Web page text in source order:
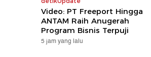
Video: PT Freeport Hingga
ANTAM Raih Anugerah
Program Bisnis Terpuji
5 jam yang lalu